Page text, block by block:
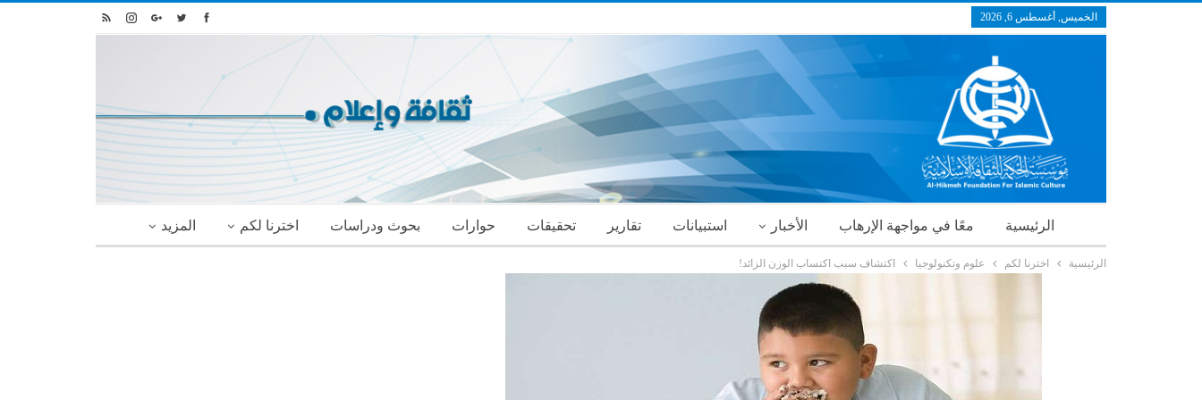
الخميس, أغسطس 6, 2026
الرئيسية معًا في مواجهة الإرهاب الأخبار استبيانات تقارير تحقيقات حوارات بحوث ودراسات اخترنا لكم المزيد
الرئيسية اخترنا لكم علوم وتكنولوجيا اكتشاف سبب اكتساب الوزن الزائد!